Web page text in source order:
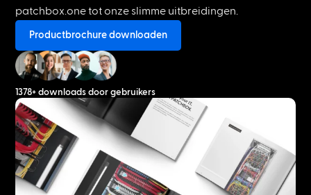
patchbox.one tot onze slimme uitbreidingen.
Productbrochure downloaden
1378+ downloads door gebruikers